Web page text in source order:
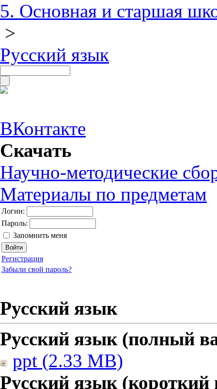
5. Основная и старшая
>
Русский язык
ВКонтакте
Скачать
Научно-методические
Материалы по предметам
Логин:
Пароль:
Запомнить меня
Регистрация
Забыли свой пароль?
Русский язык
Русский язык (полный
ppt (2.33 MB)
Русский язык (короткий